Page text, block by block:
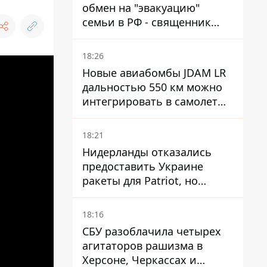
обмен на "эвакуацию"
семьи в РФ - священник
УПЦ МП получил 15 лет
тюрьмы
18:26
Новые авиабомбы JDAM LR
дальностью 550 км можно
интегрировать в самолеты
ВСУ, но есть нюансы.
18:21
Нидерланды отказались
предоставить Украине
ракеты для Patriot, но
готовы помочь иначе
18:16
СБУ разоблачила четырех
агитаторов рашизма в
Херсоне, Черкассах и